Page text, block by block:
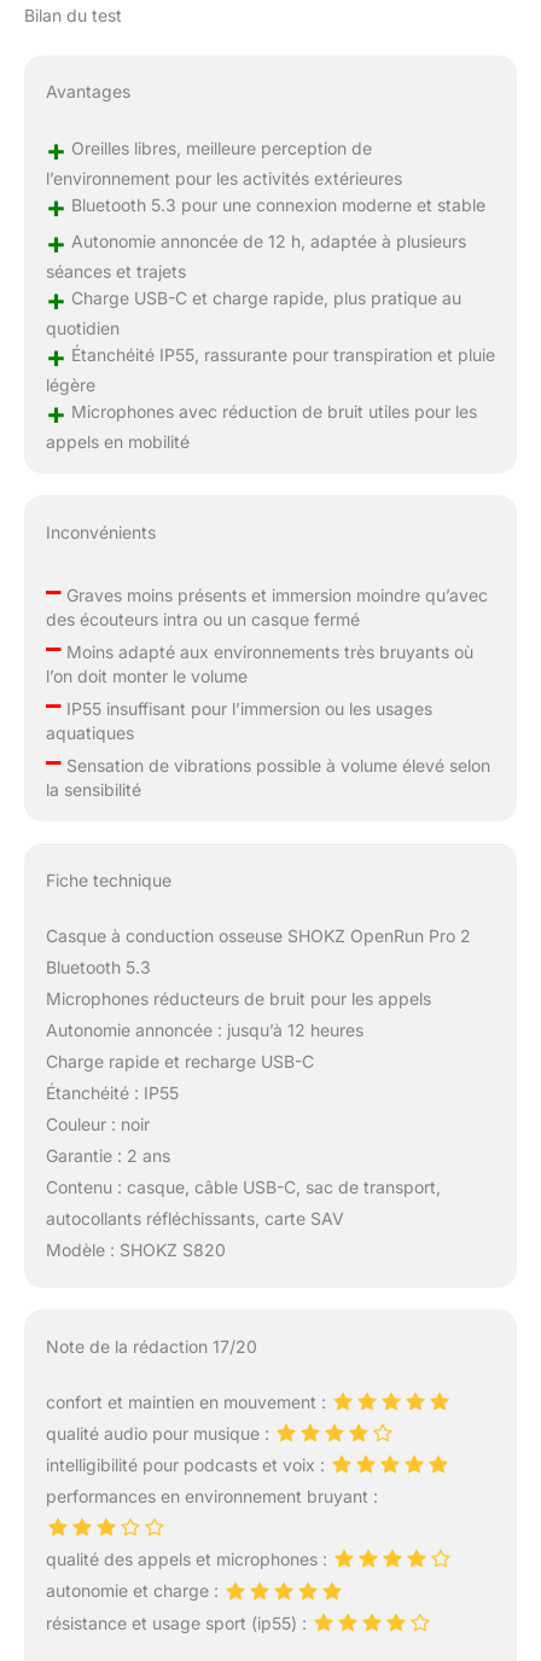
Bilan du test
Avantages
+ Oreilles libres, meilleure perception de
l’environnement pour les activités extérieures
+ Bluetooth 5.3 pour une connexion moderne et stable
+ Autonomie annoncée de 12 h, adaptée à plusieurs
séances et trajets
+ Charge USB-C et charge rapide, plus pratique au
quotidien
+ Étanchéité IP55, rassurante pour transpiration et pluie
légère
+ Microphones avec réduction de bruit utiles pour les
appels en mobilité
Inconvénients
–Graves moins présents et immersion moindre qu’avec
des écouteurs intra ou un casque fermé
–Moins adapté aux environnements très bruyants où
l’on doit monter le volume
–IP55 insuffisant pour l’immersion ou les usages
aquatiques
–Sensation de vibrations possible à volume élevé selon
la sensibilité
Fiche technique
Casque à conduction osseuse SHOKZ OpenRun Pro 2
Bluetooth 5.3
Microphones réducteurs de bruit pour les appels
Autonomie annoncée : jusqu’à 12 heures
Charge rapide et recharge USB-C
Étanchéité : IP55
Couleur : noir
Garantie : 2 ans
Contenu : casque, câble USB-C, sac de transport,
autocollants réfléchissants, carte SAV
Modèle : SHOKZ S820
Note de la rédaction 17/20
confort et maintien en mouvement :
qualité audio pour musique :
intelligibilité pour podcasts et voix :
performances en environnement bruyant :
qualité des appels et microphones :
autonomie et charge :
résistance et usage sport (ip55) :